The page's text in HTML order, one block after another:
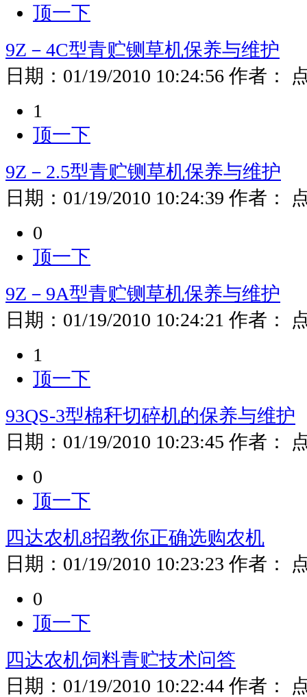
顶一下
9Z－4C型青贮铡草机保养与维护
日期： 01/19/2010 10:24:56 作者：
1
顶一下
9Z－2.5型青贮铡草机保养与维护
日期： 01/19/2010 10:24:39 作者：
0
顶一下
9Z－9A型青贮铡草机保养与维护
日期： 01/19/2010 10:24:21 作者：
1
顶一下
93QS-3型棉秆切碎机的保养与维护
日期： 01/19/2010 10:23:45 作者：
0
顶一下
四达农机8招教你正确选购农机
日期： 01/19/2010 10:23:23 作者：
0
顶一下
四达农机饲料青贮技术问答
日期： 01/19/2010 10:22:44 作者：